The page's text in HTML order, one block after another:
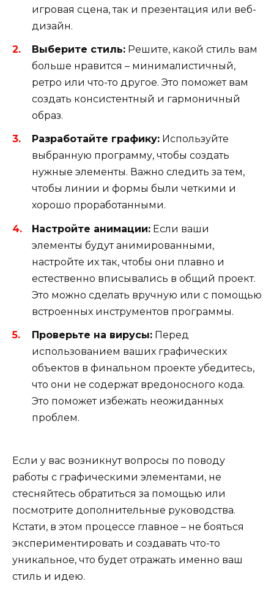
игровая сцена, так и презентация или веб-
дизайн.
Выберите стиль: Решите, какой стиль вам
больше нравится – минималистичный,
ретро или что-то другое. Это поможет вам
создать консистентный и гармоничный
образ.
Разработайте графику: Используйте
выбранную программу, чтобы создать
нужные элементы. Важно следить за тем,
чтобы линии и формы были четкими и
хорошо проработанными.
Настройте анимации: Если ваши
элементы будут анимированными,
настройте их так, чтобы они плавно и
естественно вписывались в общий проект.
Это можно сделать вручную или с помощью
встроенных инструментов программы.
Проверьте на вирусы: Перед
использованием ваших графических
объектов в финальном проекте убедитесь,
что они не содержат вредоносного кода.
Это поможет избежать неожиданных
проблем.
Если у вас возникнут вопросы по поводу
работы с графическими элементами, не
стесняйтесь обратиться за помощью или
посмотрите дополнительные руководства.
Кстати, в этом процессе главное – не бояться
экспериментировать и создавать что-то
уникальное, что будет отражать именно ваш
стиль и идею.